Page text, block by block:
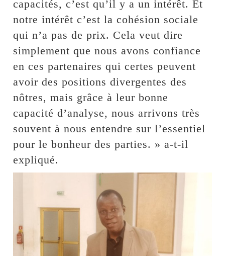
capacités, c’est qu’il y a un intérêt. Et
notre intérêt c’est la cohésion sociale
qui n’a pas de prix. Cela veut dire
simplement que nous avons confiance
en ces partenaires qui certes peuvent
avoir des positions divergentes des
nôtres, mais grâce à leur bonne
capacité d’analyse, nous arrivons très
souvent à nous entendre sur l’essentiel
pour le bonheur des parties. » a-t-il
expliqué.